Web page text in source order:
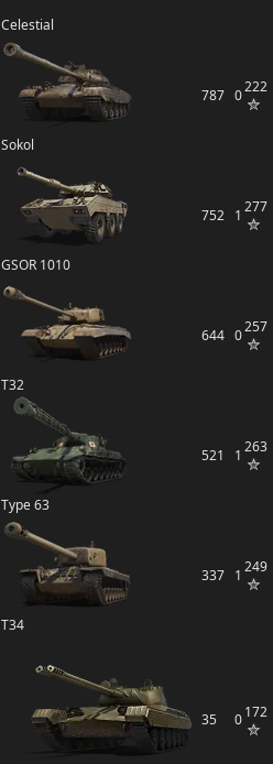
Celestial
Sokol
787 0222
GSOR 1010
752 1 277
T32
644 0257
Type 63
521 1 263
T34
337 1 249
35 0172